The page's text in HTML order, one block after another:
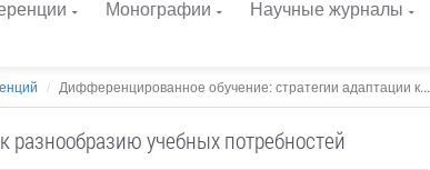
Монографии
Научные журналы
Дифференцированное обучение: стратегии адаптации к...
разнообразию учебных потребностей